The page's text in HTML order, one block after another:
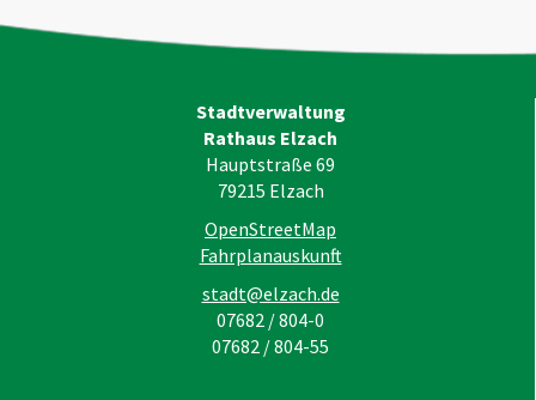
Stadtverwaltung
Rathaus Elzach
Hauptstraße 69
79215 Elzach
OpenStreetMap
Fahrplanauskunft
stadt@elzach.de
07682 / 804-0
07682 / 804-55